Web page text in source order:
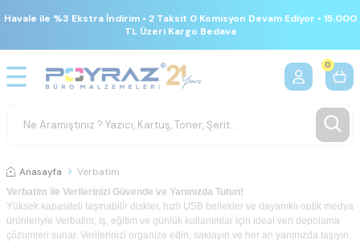
Havale ile %3 Ekstra İndirim • 2 Taksit 0 Komisyon Devam Ediyor • 15.000
TL Üzeri Kargo Bedava
0
Anasayfa Verbatim
Verbatim ile Verilerinizi Güvende ve Yanınızda Tutun!
Yüksek kapasiteli taşınabilir diskler, hızlı USB bellekler ve dayanıklı optik medya
ürünleriyle Verbatim; iş, eğitim ve günlük kullanımlar için ideal veri depolama
çözümleri sunar. Verilerinizi organize edin, saklayın ve her an yanınızda taşıyın.